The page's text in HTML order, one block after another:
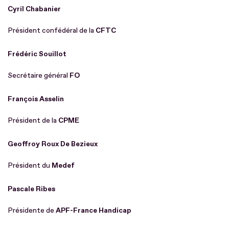
Cyril Chabanier
Président confédéral de la CFTC
Frédéric Souillot
Secrétaire général FO
François Asselin
Président de la CPME
Geoffroy Roux De Bezieux
Président du Medef
Pascale Ribes
Présidente de APF-France Handicap